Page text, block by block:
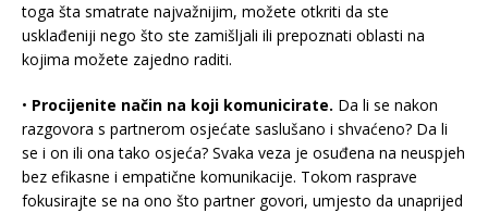
toga šta smatrate najvažnijim, možete otkriti da ste
usklađeniji nego što ste zamišljali ili prepoznati oblasti na
kojima možete zajedno raditi.
• Procijenite način na koji komunicirate. Da li se nakon
razgovora s partnerom osjećate saslušano i shvaćeno? Da li
se i on ili ona tako osjeća? Svaka veza je osuđena na neuspjeh
bez efikasne i empatične komunikacije. Tokom rasprave
fokusirajte se na ono što partner govori, umjesto da unaprijed